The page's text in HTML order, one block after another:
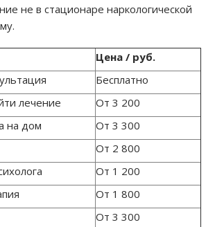
не в стационаре наркологической
Цена / руб.
Бесплатно
лечение
От 3 200
на дом
От 3 300
От 2 800
От 1 200
От 1 800
От 3 300